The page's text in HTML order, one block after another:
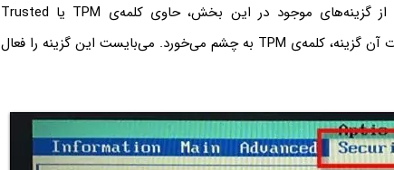
Secuity یا امنیت مراجعه کنید. یکی از گزینه‌های موجود در این بخش، حاوی کلمه‌ی TPM یا Trusted
Platform Module است یا در توضیحات آن گزینه، کلمه‌ی TPM به چشم می‌خورد. می‌بایست این گزینه را فعال